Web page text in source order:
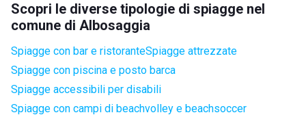
Scopri le diverse tipologie di spiagge nel
comune di Albosaggia
Spiagge con bar e ristoranteSpiagge attrezzate
Spiagge con piscina e posto barca
Spiagge accessibili per disabili
Spiagge con campi di beachvolley e beachsoccer